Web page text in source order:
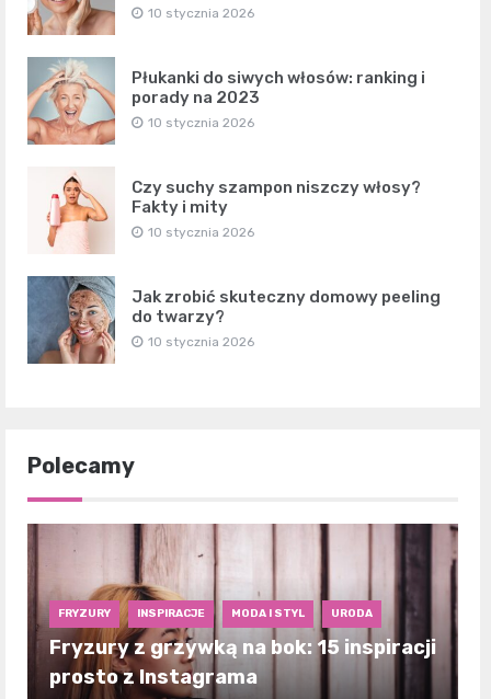
10 stycznia 2026
Płukanki do siwych włosów: ranking i
porady na 2023
10 stycznia 2026
Czy suchy szampon niszczy włosy?
Fakty i mity
10 stycznia 2026
Jak zrobić skuteczny domowy peeling
do twarzy?
10 stycznia 2026
Polecamy
FRYZURY INSPIRACJE MODA I STYL URODA
Fryzury z grzywką na bok: 15 inspiracji
prosto z Instagrama